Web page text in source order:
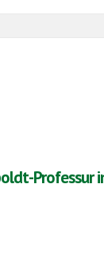
Professur